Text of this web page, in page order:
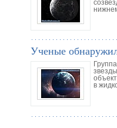
Ученые
в